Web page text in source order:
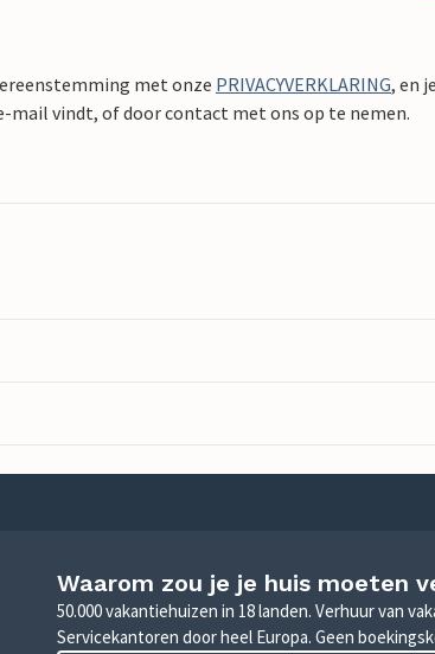
met onze PRIVACYVERKLARING, en
mail vindt, of door contact met ons op te nemen.
Waarom zou je je huis moeten
50.000 vakantiehuizen in 18 landen. Verhuur van
Servicekantoren door heel Europa. Geen